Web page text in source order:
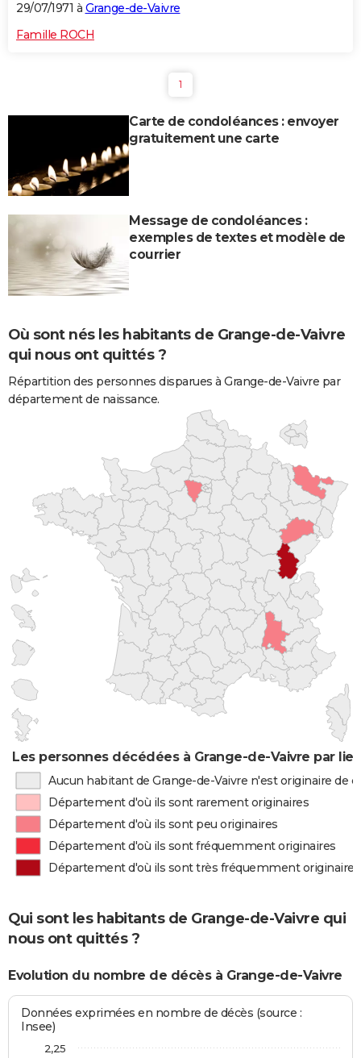
29/07/1971 à Grange-de-Vaivre
Famille ROCH
1
Carte de condoléances : envoyer
gratuitement une carte
Message de condoléances :
exemples de textes et modèle de
courrier
Où sont nés les habitants de Grange-de-Vaivre
qui nous ont quittés ?
Répartition des personnes disparues à Grange-de-Vaivre par
département de naissance.
Les personnes décédées à Grange-de-Vaivre par
Aucun habitant de Grange-de-Vaivre n'est originaire de
Département d'où ils sont rarement originaires
Département d'où ils sont peu originaires
Département d'où ils sont fréquemment originaires
Département d'où ils sont très fréquemment originaires
Qui sont les habitants de Grange-de-Vaivre qui
nous ont quittés ?
Evolution du nombre de décès à Grange-de-Vaivre
Données exprimées en nombre de décès (source :
Insee)
2,25